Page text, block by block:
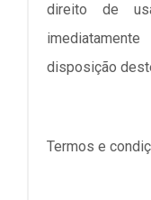
direito de
disposição
Termos e